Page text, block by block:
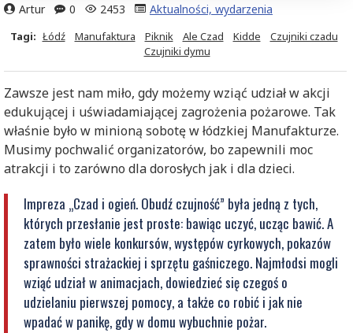
Artur 0 2453 Aktualności, wydarzenia
Tagi: Łódź Manufaktura Piknik Ale Czad Kidde
Czujniki czadu
Czujniki dymu
Zawsze jest nam miło, gdy możemy wziąć udział w akcji
edukującej i uświadamiającej zagrożenia pożarowe. Tak
właśnie było w minioną sobotę w łódzkiej Manufakturze.
Musimy pochwalić organizatorów, bo zapewnili moc
atrakcji i to zarówno dla dorosłych jak i dla dzieci.
Impreza „Czad i ogień. Obudź czujność” była jedną z tych,
których przesłanie jest proste: bawiąc uczyć, ucząc bawić. A
zatem było wiele konkursów, występów cyrkowych, pokazów
sprawności strażackiej i sprzętu gaśniczego. Najmłodsi mogli
wziąć udział w animacjach, dowiedzieć się czegoś o
udzielaniu pierwszej pomocy, a także co robić i jak nie
wpadać w panikę, gdy w domu wybuchnie pożar.